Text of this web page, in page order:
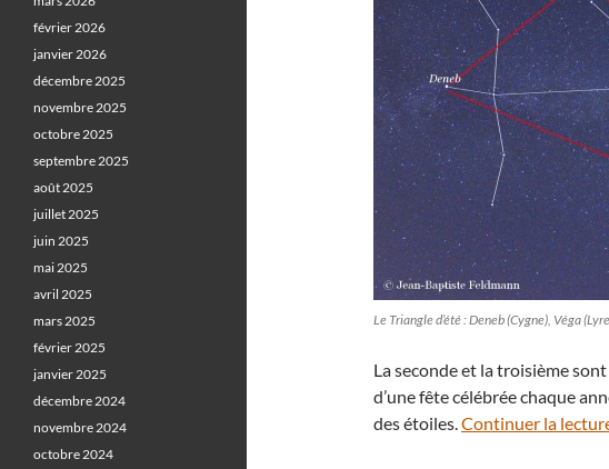
Le Triangle d’été : Deneb (Cygne), Véga
La seconde et la troisième
d’une fête célébrée chaque
des étoiles.Continuer la
février 2026
janvier 2026
décembre 2025
novembre 2025
octobre 2025
septembre 2025
août 2025
juillet 2025
juin 2025
mai 2025
avril 2025
mars 2025
février 2025
janvier 2025
décembre 2024
novembre 2024
octobre 2024